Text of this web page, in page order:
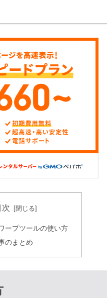
次
ープツールの使い方
のまとめ